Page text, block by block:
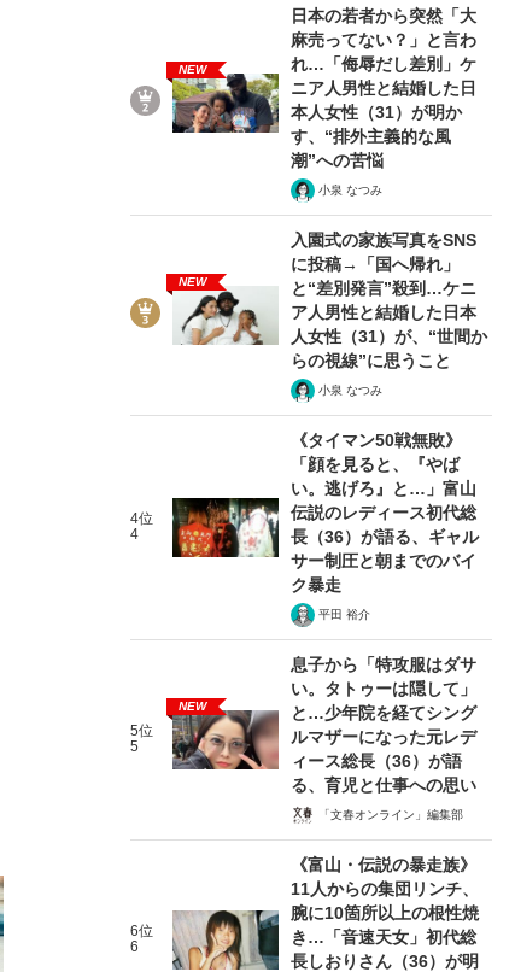
NEW
日本の若者から突然「大
麻売ってない？」と言わ
れ…「侮辱だし差別」ケ
ニア人男性と結婚した日
本人女性（31）が明か
す、“排外主義的な風
潮”への苦悩
小泉 なつみ
NEW
入園式の家族写真をSNS
に投稿→「国へ帰れ」
と“差別発言”殺到…ケニ
ア人男性と結婚した日本
人女性（31）が、“世間か
らの視線”に思うこと
小泉 なつみ
4位
4
《タイマン50戦無敗》
「顔を見ると、『やば
い。逃げろ』と…」富山
伝説のレディース初代総
長（36）が語る、ギャル
サー制圧と朝までのバイ
ク暴走
平田 裕介
5位
5
NEW
息子から「特攻服はダサ
い。タトゥーは隠して」
と…少年院を経てシング
ルマザーになった元レデ
ィース総長（36）が語
る、育児と仕事への思い
「文春オンライン」編集部
6位
6
《富山・伝説の暴走族》
11人からの集団リンチ、
腕に10箇所以上の根性焼
き…「音速天女」初代総
長しおりさん（36）が明